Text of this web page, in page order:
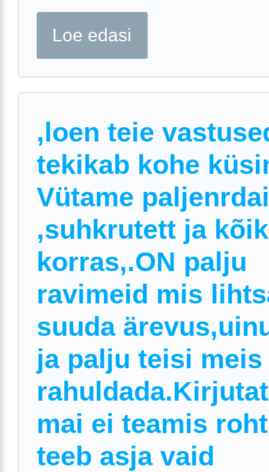
Loe edasi
,loen teie
tekikab kohe
Vütame
,suhkrutett ja
korras,.ON palju
ravimeid mis
suuda
ja palju teisi meis
mai ei teamis
teeb asja vaid